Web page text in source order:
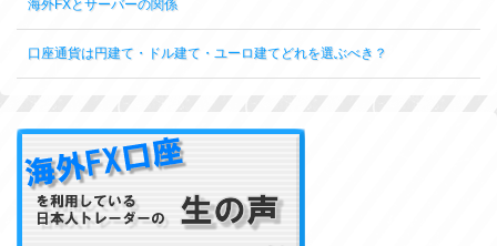
海外FXとサーバーの関係
口座通貨は円建て・ドル建て・ユーロ建てどれを選ぶべき？